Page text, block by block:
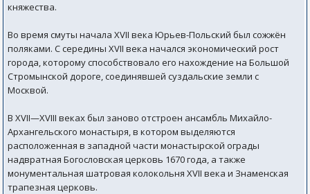
княжества.
Во время смуты начала XVII века Юрьев-Польский был сожжён
поляками. С середины XVII века начался экономический рост
города, которому способствовало его нахождение на Большой
Стромынской дороге, соединявшей суздальские земли с
Москвой.
В XVII—XVIII веках был заново отстроен ансамбль Михайло-
Архангельского монастыря, в котором выделяются
расположенная в западной части монастырской ограды
надвратная Богословская церковь 1670 года, а также
монументальная шатровая колокольня XVII века и Знаменская
трапезная церковь.